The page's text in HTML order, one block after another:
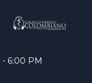
- 6:00 PM